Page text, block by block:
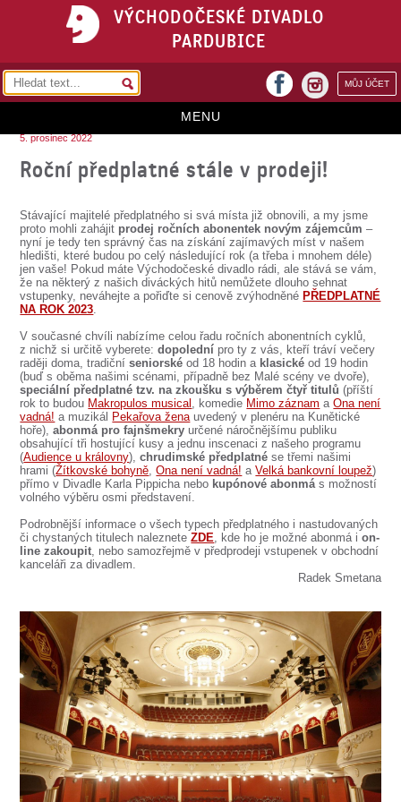
VÝCHODOČESKÉ DIVADLO
PARDUBICE
MŮJ ÚČET
facebook
MENU
REPERTOÁR
VSTUPENKY
PŘEDPLATNÉ
KONTAKTY
O DIVADLE
SOUBOR
DÁLE NABÍZÍME
5. prosinec 2022
Roční předplatné stále v prodeji!
Stávající majitelé předplatného si svá místa již obnovili, a my jsme
proto mohli zahájit prodej ročních abonentek novým zájemcům –
nyní je tedy ten správný čas na získání zajímavých míst v našem
hledišti, které budou po celý následující rok (a třeba i mnohem déle)
jen vaše! Pokud máte Východočeské divadlo rádi, ale stává se vám,
že na některý z našich diváckých hitů nemůžete dlouho sehnat
vstupenky, neváhejte a pořiďte si cenově zvýhodněné PŘEDPLATNÉ
NA ROK 2023.
V současné chvíli nabízíme celou řadu ročních abonentních cyklů,
z nichž si určitě vyberete:dopolední pro ty z vás, kteří tráví večery
raději doma, tradičníseniorskéod 18 hodin a klasické od 19 hodin
(buď s oběma našimi scénami, případně bez Malé scény ve dvoře),
speciální předplatné tzv. na zkoušku s výběrem čtyř titulů (příští
rok to budou Makropulos musical , komedie Mimo záznam aOna není
vadná! a muzikál Pekařova ženauvedený v plenéru na Kunětické
hoře),abonmá pro fajnšmekry určené náročnějšímu publiku
obsahující tři hostující kusy a jednu inscenaci z našeho programu
(Audience u královny),chrudimské předplatné se třemi našimi
hrami (Žítkovské bohyně,Ona není vadná! aVelká bankovní loupež)
přímo v Divadle Karla Pippicha nebo kupónové abonmás možností
volného výběru osmi představení.
Podrobnější informace o všech typech předplatného i nastudovaných
či chystaných titulech nalezneteZDE, kde ho je možné abonmá ion-
line zakoupit, nebo samozřejmě v předprodeji vstupenek v obchodní
kanceláři za divadlem.
Radek Smetana